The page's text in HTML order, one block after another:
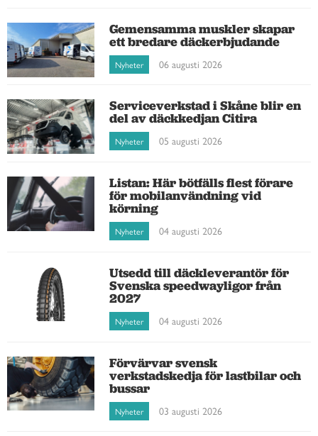
Gemensamma muskler skapar
ett bredare däckerbjudande
Nyheter 06 augusti 2026
Serviceverkstad i Skåne blir en
del av däckkedjan Citira
Nyheter 05 augusti 2026
Listan: Här bötfälls flest förare
för mobilanvändning vid
körning
Nyheter 04 augusti 2026
Utsedd till däckleverantör för
Svenska speedwayligor från
2027
Nyheter 04 augusti 2026
Förvärvar svensk
verkstadskedja för lastbilar och
bussar
Nyheter 03 augusti 2026